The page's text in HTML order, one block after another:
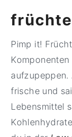
Pimp it!
aufzupeppen.
frische und
Lebensmittel